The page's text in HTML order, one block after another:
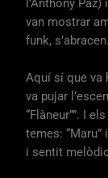
l’Anthony
van mostrar
funk, s’abracen.
Aquí sí que va
va pujar
“Flàneur””. I
temes:
i sentit